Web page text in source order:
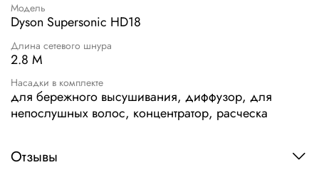
Модель
Dyson Supersonic HD18
Длина сетевого шнура
2.8 М
Насадки в комплекте
для бережного высушивания, диффузор, для
непослушных волос, концентратор, расческа
Отзывы